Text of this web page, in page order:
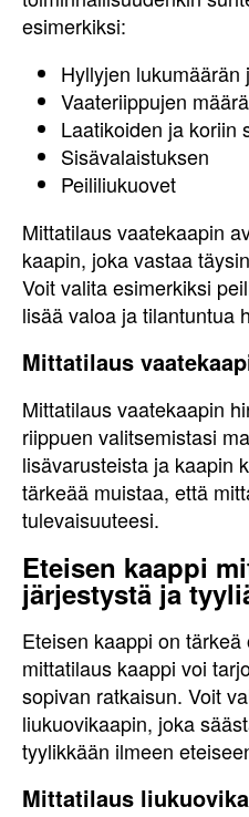
esimerkiksi:
Hyllyjen lukumäärän
Vaateriippujen
Laatikoiden ja koriin
Sisävalaistuksen
Peililiukuovet
Mittatilaus vaatekaapin
kaapin, joka vastaa
Voit valita esimerkiksi
lisää valoa ja tilantuntua
Mittatilaus
Mittatilaus vaatekaapin
riippuen valitsemistasi
lisävarusteista ja kaapin
tärkeää muistaa, että
tulevaisuuteesi.
Eteisen kaappi
järjestystä ja
Eteisen kaappi on
mittatilaus kaappi voi
sopivan ratkaisun. Voit
liukuovikaapin, joka
tyylikkään ilmeen
Mittatilaus